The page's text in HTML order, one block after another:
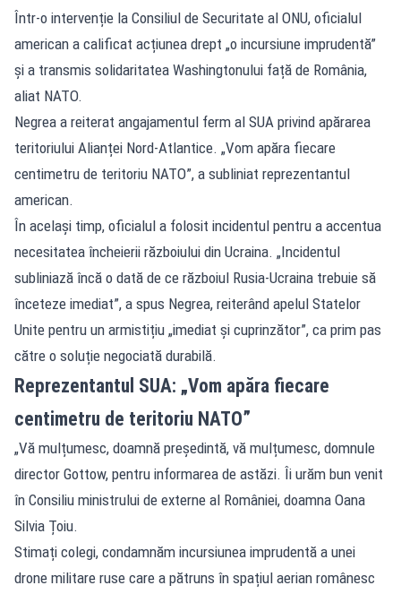
Într-o intervenție la Consiliul de Securitate al ONU, oficialul
american a calificat acțiunea drept „o incursiune imprudentă”
și a transmis solidaritatea Washingtonului față de România,
aliat NATO.
Negrea a reiterat angajamentul ferm al SUA privind apărarea
teritoriului Alianței Nord-Atlantice. „Vom apăra fiecare
centimetru de teritoriu NATO”, a subliniat reprezentantul
american.
În același timp, oficialul a folosit incidentul pentru a accentua
necesitatea încheierii războiului din Ucraina. „Incidentul
subliniază încă o dată de ce războiul Rusia-Ucraina trebuie să
înceteze imediat”, a spus Negrea, reiterând apelul Statelor
Unite pentru un armistițiu „imediat și cuprinzător”, ca prim pas
către o soluție negociată durabilă.
Reprezentantul SUA: „Vom apăra fiecare
centimetru de teritoriu NATO”
„Vă mulțumesc, doamnă președintă, vă mulțumesc, domnule
director Gottow, pentru informarea de astăzi. Îi urăm bun venit
în Consiliu ministrului de externe al României, doamna Oana
Silvia Țoiu.
Stimați colegi, condamnăm incursiunea imprudentă a unei
drone militare ruse care a pătruns în spațiul aerian românesc